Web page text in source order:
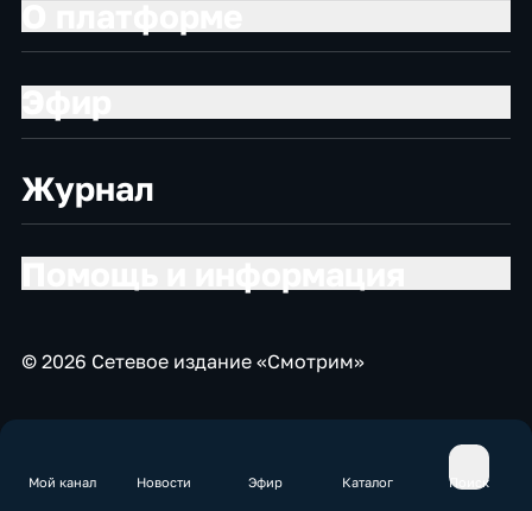
Мой канал Новости Эфир Каталог Поиск
Журнал
© 2026 Сетевое издание «Смотрим»